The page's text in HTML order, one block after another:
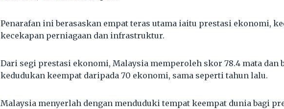
Penarafan ini berasaskan empat teras utama iaitu prestasi ekonomi,
kecekapan perniagaan dan infrastruktur.
Dari segi prestasi ekonomi, Malaysia memperoleh skor 78.4 mata dan
kedudukan keempat daripada 70 ekonomi, sama seperti tahun lalu.
Malaysia menyerlah dengan menduduki tempat keempat dunia bagi